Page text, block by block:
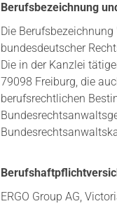
Berufsbezeichnung
Die
bundesdeutscher
Die in der Kanzlei
79098 Freiburg, die
berufsrechtlichen
ERGO Group AG,